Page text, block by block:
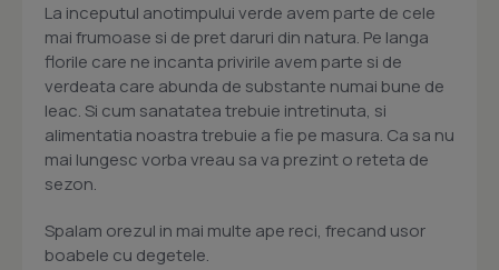
La inceputul anotimpului verde avem parte de cele
mai frumoase si de pret daruri din natura. Pe langa
florile care ne incanta privirile avem parte si de
verdeata care abunda de substante numai bune de
leac. Si cum sanatatea trebuie intretinuta, si
alimentatia noastra trebuie a fie pe masura. Ca sa nu
mai lungesc vorba vreau sa va prezint o reteta de
sezon.
Spalam orezul in mai multe ape reci, frecand usor
boabele cu degetele.